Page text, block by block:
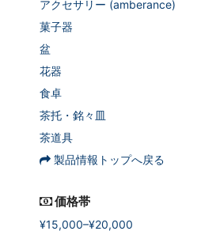
アクセサリー (amberance)
菓子器
盆
花器
食卓
茶托・銘々皿
茶道具
製品情報トップへ戻る
価格帯
¥15,000–¥20,000